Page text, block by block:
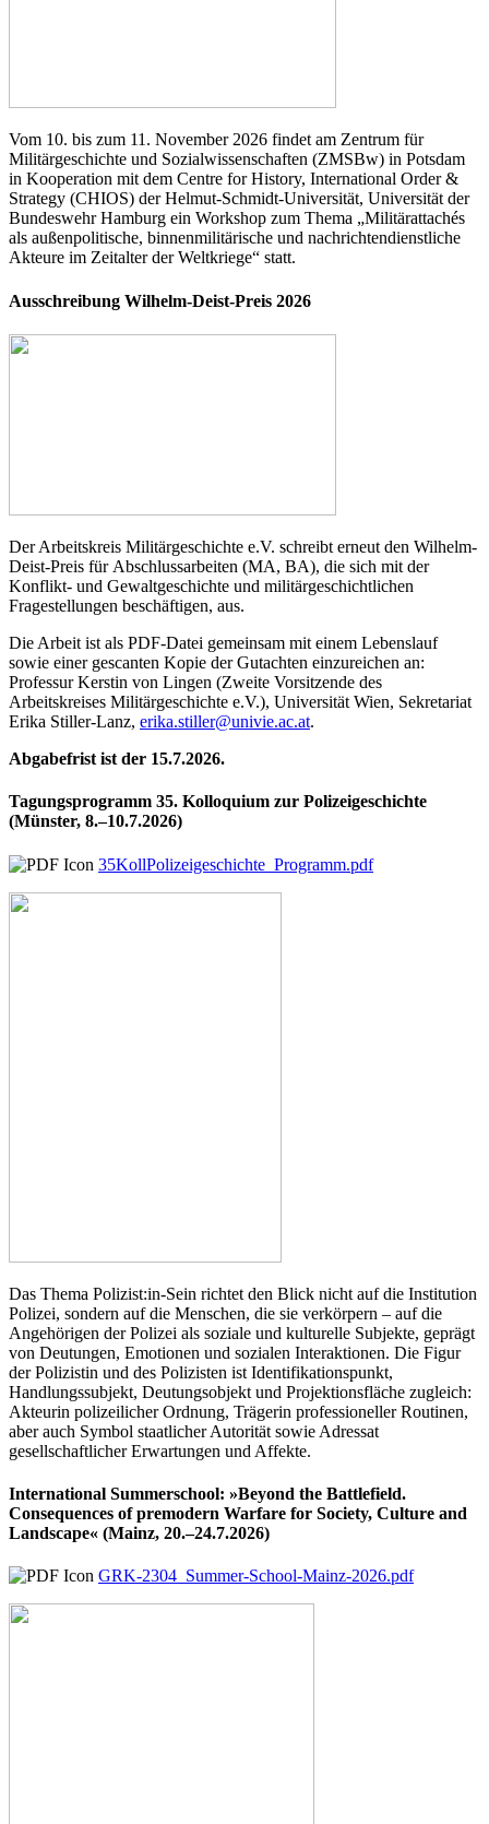
Vom 10. bis zum 11. November 2026 findet am Zentrum für
Militärgeschichte und Sozialwissenschaften (ZMSBw) in Potsdam
in Kooperation mit dem Centre for History, International Order &
Strategy (CHIOS) der Helmut-Schmidt-Universität, Universität der
Bundeswehr Hamburg ein Workshop zum Thema „Militärattachés
als außenpolitische, binnenmilitärische und nachrichtendienstliche
Akteure im Zeitalter der Weltkriege“ statt.
Ausschreibung Wilhelm-Deist-Preis 2026
Der Arbeitskreis Militärgeschichte e.V. schreibt erneut den Wilhelm-
Deist-Preis für Abschlussarbeiten (MA, BA), die sich mit der
Konflikt- und Gewaltgeschichte und militärgeschichtlichen
Fragestellungen beschäftigen, aus.
Die Arbeit ist als PDF-Datei gemeinsam mit einem Lebenslauf
sowie einer gescanten Kopie der Gutachten einzureichen an:
Professur Kerstin von Lingen (Zweite Vorsitzende des
Arbeitskreises Militärgeschichte e.V.), Universität Wien, Sekretariat
Erika Stiller-Lanz, erika.stiller@univie.ac.at.
Abgabefrist ist der 15.7.2026.
Tagungsprogramm 35. Kolloquium zur Polizeigeschichte
(Münster, 8.–10.7.2026)
35KollPolizeigeschichte_Programm.pdf
Das Thema Polizist:in-Sein richtet den Blick nicht auf die Institution
Polizei, sondern auf die Menschen, die sie verkörpern – auf die
Angehörigen der Polizei als soziale und kulturelle Subjekte, geprägt
von Deutungen, Emotionen und sozialen Interaktionen. Die Figur
der Polizistin und des Polizisten ist Identifikationspunkt,
Handlungssubjekt, Deutungsobjekt und Projektionsfläche zugleich:
Akteurin polizeilicher Ordnung, Trägerin professioneller Routinen,
aber auch Symbol staatlicher Autorität sowie Adressat
gesellschaftlicher Erwartungen und Affekte.
International Summerschool: »Beyond the Battlefield.
Consequences of premodern Warfare for Society, Culture and
Landscape« (Mainz, 20.–24.7.2026)
GRK-2304_Summer-School-Mainz-2026.pdf